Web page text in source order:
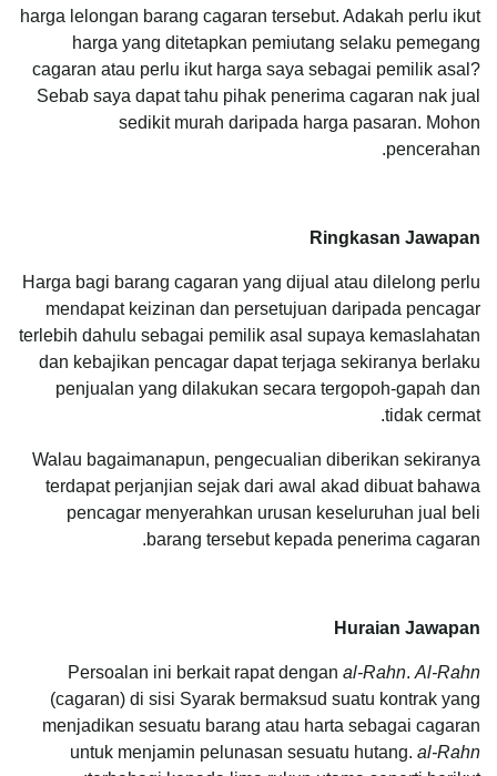
harga lelongan barang cagaran tersebut. Adakah perlu ikut
harga yang ditetapkan pemiutang selaku pemegang
cagaran atau perlu ikut harga saya sebagai pemilik asal?
Sebab saya dapat tahu pihak penerima cagaran nak jual
sedikit murah daripada harga pasaran. Mohon
pencerahan.
Ringkasan Jawapan
Harga bagi barang cagaran yang dijual atau dilelong perlu
mendapat keizinan dan persetujuan daripada pencagar
terlebih dahulu sebagai pemilik asal supaya kemaslahatan
dan kebajikan pencagar dapat terjaga sekiranya berlaku
penjualan yang dilakukan secara tergopoh-gapah dan
tidak cermat.
Walau bagaimanapun, pengecualian diberikan sekiranya
terdapat perjanjian sejak dari awal akad dibuat bahawa
pencagar menyerahkan urusan keseluruhan jual beli
barang tersebut kepada penerima cagaran.
Huraian Jawapan
Persoalan ini berkait rapat dengan al-Rahn. Al-Rahn
(cagaran) di sisi Syarak bermaksud suatu kontrak yang
menjadikan sesuatu barang atau harta sebagai cagaran
untuk menjamin pelunasan sesuatu hutang. al-Rahn